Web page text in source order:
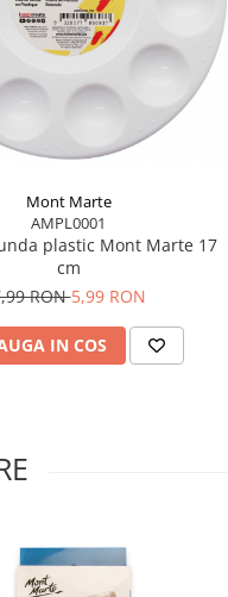
Mont Marte
AMPL0001
plastic Mont Marte 17
cm
RON5,99 RON
IN COS